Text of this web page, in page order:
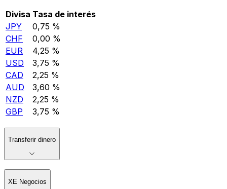
Divisa Tasa de interés
JPY
0,75 %
CHF
0,00 %
EUR
4,25 %
USD
3,75 %
CAD
2,25 %
AUD
3,60 %
NZD
2,25 %
GBP
3,75 %
Transferir dinero
XE Negocios